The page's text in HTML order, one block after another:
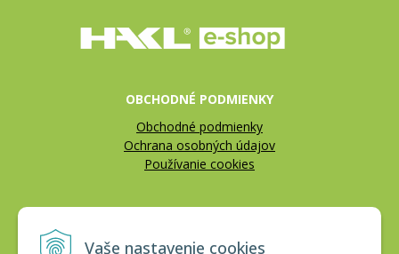
Vaše nastavenie cookies
OBCHODNÉ PODMIENKY
Obchodné podmienky
Ochrana osobných údajov
Používanie cookies